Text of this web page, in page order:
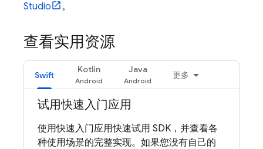
Studio
。
查看实用资源
Swift
Kotlin Java
更多
试用快速入门应用
使用快速入门应用快速试用 SDK，并查看各
种使用场景的完整实现。如果您没有自己的